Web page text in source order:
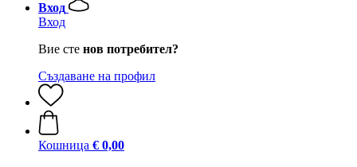
Вход
Вход
Вие сте нов потребител?
Създаване на профил
Кошница € 0,00